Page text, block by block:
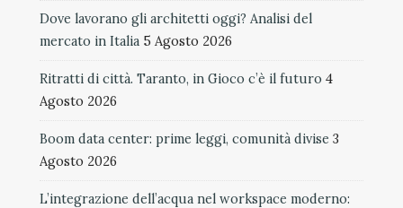
Dove lavorano gli architetti oggi? Analisi del
mercato in Italia 5 Agosto 2026
Ritratti di città. Taranto, in Gioco c’è il futuro 4
Agosto 2026
Boom data center: prime leggi, comunità divise 3
Agosto 2026
L’integrazione dell’acqua nel workspace moderno: